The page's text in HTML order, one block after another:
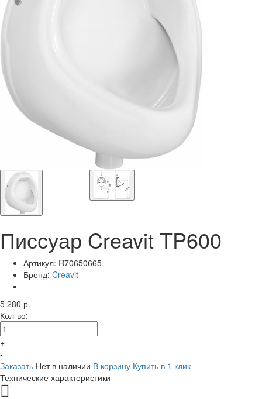
Писсуар Creavit TP600
Артикул: R70650665
Бренд: Creavit
5 280 р.
Кол-во:
+
-
Заказать Нет в наличии В корзину Купить в 1 клик
Технические характеристики